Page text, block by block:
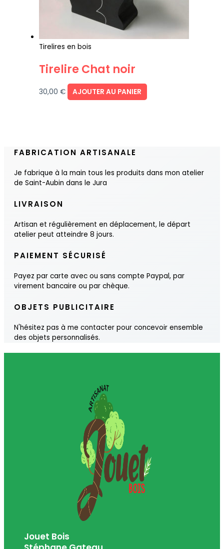
Tirelires en bois
Tirelire Chat noir
30,00 € AJOUTER AU PANIER
FABRICATION ARTISANALE
Je fabrique à la main tous les produits dans mon atelier
de Saint-Aubin dans le Jura
LIVRAISON
Artisan et régulièrement en déplacement, le départ
atelier peut atteindre 8 jours.
PAIEMENT SÉCURISÉ
Payez par carte avec ou sans compte Paypal, par
virement bancaire ou par chèque.
OBJETS PUBLICITAIRE
N'hésitez pas à me contacter pour concevoir ensemble
des objets personnalisés.
Jouet Bois